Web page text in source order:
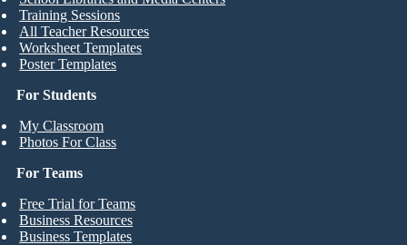
For Students
My Classroom
Photos For Class
Training Sessions
All Teacher Resources
Worksheet Templates
Poster Templates
For Teams
Free Trial for Teams
Business Resources
Business Templates